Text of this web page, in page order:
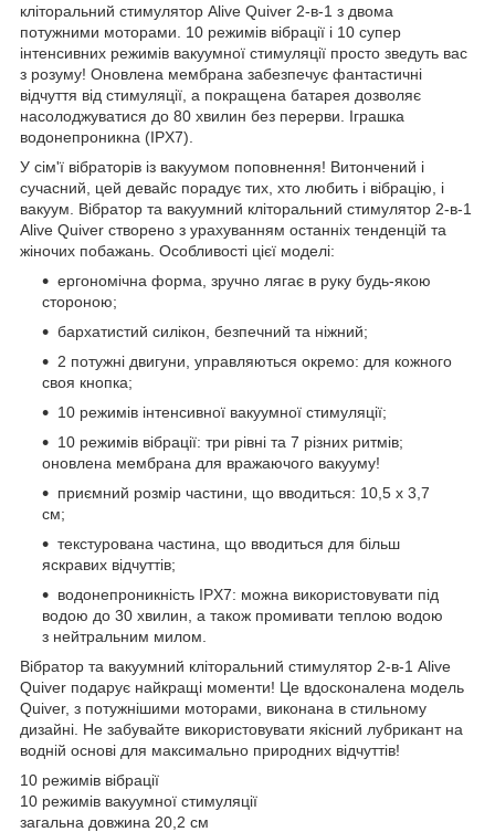
кліторальний стимулятор Alive Quiver 2-в-1 з двома
потужними моторами. 10 режимів вібрації і 10 супер
інтенсивних режимів вакуумної стимуляції просто зведуть вас
з розуму! Оновлена ​​мембрана забезпечує фантастичні
відчуття від стимуляції, а покращена батарея дозволяє
насолоджуватися до 80 хвилин без перерви. Іграшка
водонепроникна (IPX7).
У сім'ї вібраторів із вакуумом поповнення! Витончений і
сучасний, цей девайс порадує тих, хто любить і вібрацію, і
вакуум. Вібратор та вакуумний кліторальний стимулятор 2-в-1
Alive Quiver створено з урахуванням останніх тенденцій та
жіночих побажань. Особливості цієї моделі:
ергономічна форма, зручно лягає в руку будь-якою
стороною;
бархатистий силікон, безпечний та ніжний;
2 потужні двигуни, управляються окремо: для кожного
своя кнопка;
10 режимів інтенсивної вакуумної стимуляції;
10 режимів вібрації: три рівні та 7 різних ритмів;
оновлена ​​мембрана для вражаючого вакууму!
приємний розмір частини, що вводиться: 10,5 х 3,7
см;
текстурована частина, що вводиться для більш
яскравих відчуттів;
водонепроникність IPX7: можна використовувати під
водою до 30 хвилин, а також промивати теплою водою
з нейтральним милом.
Вібратор та вакуумний кліторальний стимулятор 2-в-1 Alive
Quiver подарує найкращі моменти! Це вдосконалена модель
Quiver, з потужнішими моторами, виконана в стильному
дизайні. Не забувайте використовувати якісний лубрикант на
водній основі для максимально природних відчуттів!
10 режимів вібрації
10 режимів вакуумної стимуляції
загальна довжина 20,2 см